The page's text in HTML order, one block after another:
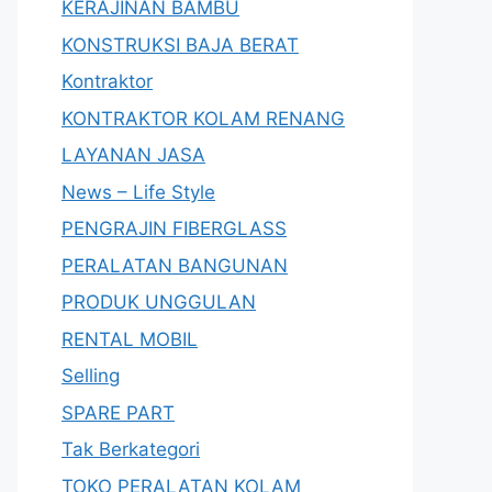
KERAJINAN BAMBU
KONSTRUKSI BAJA BERAT
Kontraktor
KONTRAKTOR KOLAM RENANG
LAYANAN JASA
News – Life Style
PENGRAJIN FIBERGLASS
PERALATAN BANGUNAN
PRODUK UNGGULAN
RENTAL MOBIL
Selling
SPARE PART
Tak Berkategori
TOKO PERALATAN KOLAM